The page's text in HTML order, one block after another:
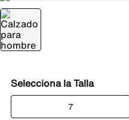
Talla
7